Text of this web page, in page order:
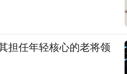
担任年轻核心的老将领